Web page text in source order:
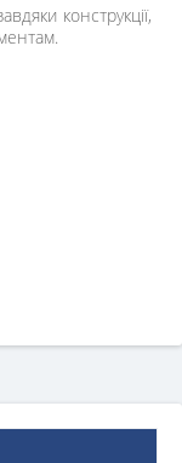
конструкції,